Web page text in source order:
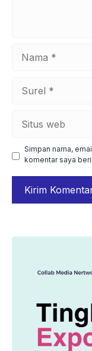
web
Simpan nama,
komentar saya